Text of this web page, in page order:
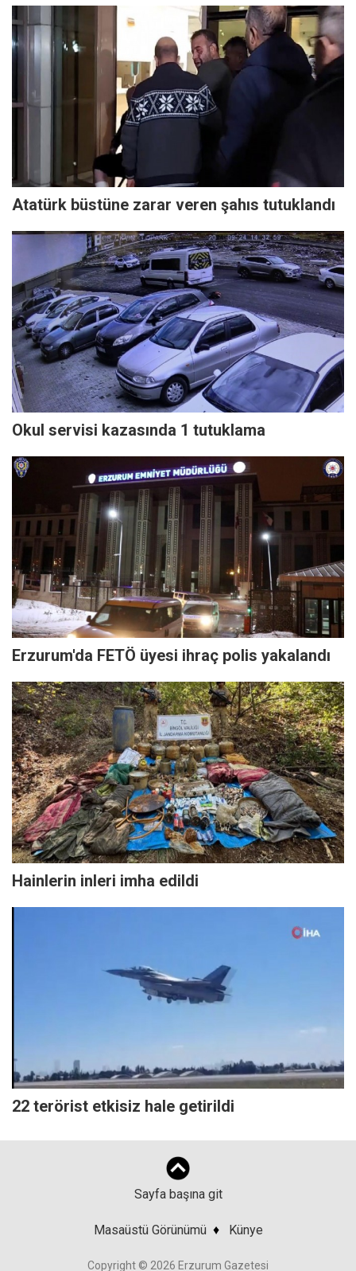
Atatürk büstüne zarar veren şahıs tutuklandı
Okul servisi kazasında 1 tutuklama
Erzurum'da FETÖ üyesi ihraç polis yakalandı
Hainlerin inleri imha edildi
22 terörist etkisiz hale getirildi
Sayfa başına git
Masaüstü Görünümü ♦ Künye
Copyright © 2026 Erzurum Gazetesi